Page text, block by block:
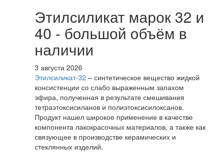
Этилсиликат марок 32 и
40 - большой объём в
наличии
3 августа 2026
Этилсиликат-32 – синтетическое вещество жидкой
консистенции со слабо выраженным запахом
эфира, полученная в результате смешивания
тетpаэтоксисиланов и полиэтоксисилоксанов.
Продукт нашел широкое применение в качестве
компонента лакокрасочных материалов, а также как
связующее в производстве керамических и
стеклянных изделий.